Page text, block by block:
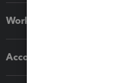
Workflow add-ons
Accounting solutions